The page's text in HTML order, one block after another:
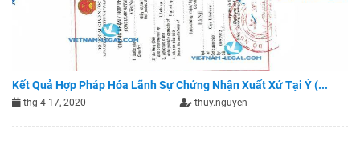
Kết Quả Hợp Pháp Hóa Lãnh Sự Chứng Nhận Xuất Xứ Tại Ý (...
thg 4 17, 2020 thuy.nguyen